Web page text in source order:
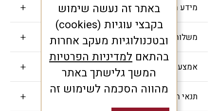
מידע חשוב
משלוחים והחזרות
אמצעי תשלום
תנאי האחריות
באתר זה נעשה שימוש
בקבצי עוגיות (cookies)
ובטכנולוגיות מעקב אחרות
בהתאם למדיניות הפרטיות
המשך גלישתך באתר
מהווה הסכמה לשימוש זה